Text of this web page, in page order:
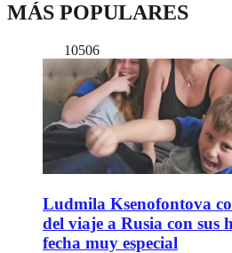
MÁS POPULARES
10506
Ludmila Ksenofontova
del viaje a Rusia con sus
fecha muy especial